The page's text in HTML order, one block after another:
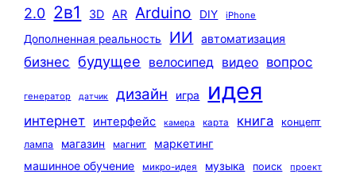
2.0 2в1 3D AR Arduino DIY iPhone
Дополненная реальность ИИ автоматизация
бизнес будущее велосипед видео вопрос
генератор датчик дизайн игра идея
интернет интерфейс камера карта книга
концепт
лампа
магазин магнит
маркетинг
машинное обучение
микро-идея музыка поиск проект